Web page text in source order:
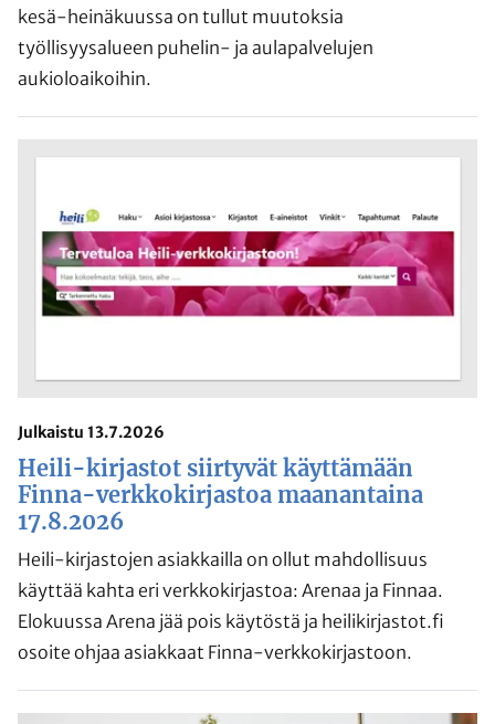
kesä-heinäkuussa on tullut muutoksia
työllisyysalueen puhelin- ja aulapalvelujen
aukioloaikoihin.
Julkaistu 13.7.2026
Heili-kirjastot siirtyvät käyttämään
Finna-verkkokirjastoa maanantaina
17.8.2026
Heili-kirjastojen asiakkailla on ollut mahdollisuus
käyttää kahta eri verkkokirjastoa: Arenaa ja Finnaa.
Elokuussa Arena jää pois käytöstä ja heilikirjastot.fi
osoite ohjaa asiakkaat Finna-verkkokirjastoon.